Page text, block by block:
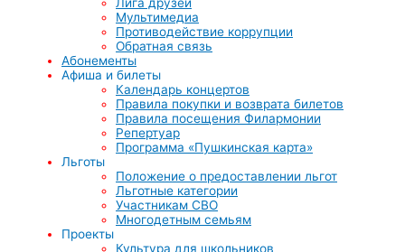
Лига друзей
Мультимедиа
Противодействие коррупции
Обратная связь
Абонементы
Афиша и билеты
Календарь концертов
Правила покупки и возврата билетов
Правила посещения Филармонии
Репертуар
Программа «Пушкинская карта»
Льготы
Положение о предоставлении льгот
Льготные категории
Участникам СВО
Многодетным семьям
Проекты
Культура для школьников